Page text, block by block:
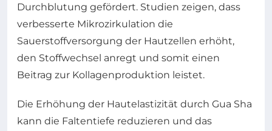
Durchblutung gefördert. Studien zeigen, dass
verbesserte Mikrozirkulation die
Sauerstoffversorgung der Hautzellen erhöht,
den Stoffwechsel anregt und somit einen
Beitrag zur Kollagenproduktion leistet.
Die Erhöhung der Hautelastizität durch Gua Sha
kann die Faltentiefe reduzieren und das